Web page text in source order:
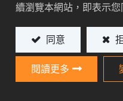
憑藉專業經驗與
助企業找到最合
更多資訊嗎？
立即連繫我們
續瀏覽本網站，即表示
同意
閱讀更多